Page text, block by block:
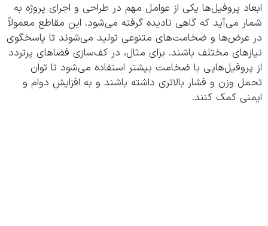
پروفیل‌ها یکی از عوامل مهم در طراحی و اجرای پروژه به
می‌آید که گاهی نادیده گرفته می‌شود. این مقاطع معمولاً
و ضخامت‌های متنوعی تولید می‌شوند تا پاسخگوی
مختلف باشند. برای مثال، در کف‌سازی فضاهای پرتردد
با ضخامت بیشتر استفاده می‌شود تا توان
وزن و فشار بالاتری داشته باشند و به افزایش دوام و
کمک کنند.